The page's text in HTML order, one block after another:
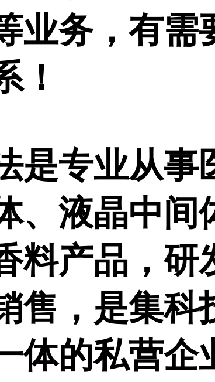
业务，有需
！
是专业从事
、液晶中间
料产品，研
售，是集科
体的私营企